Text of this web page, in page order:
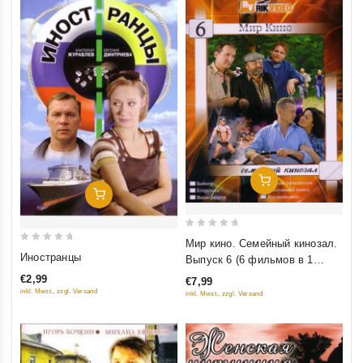
Добавить В Корзину
of
Иностранцы
€2,99
inkl. Mwst., zzgl. Versand
Добавить В Корзину
out
5
Мир кино. Семейный кинозал.
Выпуск 6 (6 фильмов в 1
диске)
€7,99
inkl. Mwst., zzgl. Versand